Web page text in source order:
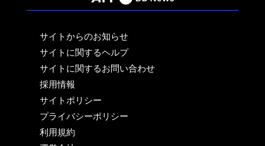
サイトからのお知らせ
サイトに関するヘルプ
サイトに関するお問い合わせ
採用情報
サイトポリシー
プライバシーポリシー
利用規約